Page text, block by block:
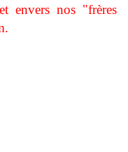
envers nos "frères